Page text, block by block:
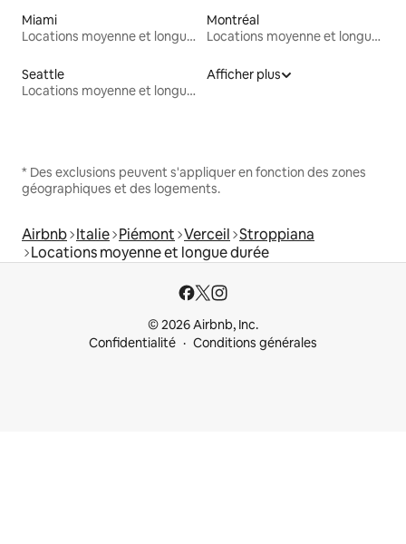
Miami
Locations moyenne et longue durée
Montréal
Locations moyenne et longue durée
Seattle
Locations moyenne et longue durée
Afficher plus
* Des exclusions peuvent s'appliquer en fonction des zones
géographiques et des logements.
Airbnb Italie Piémont Verceil Stroppiana
Locations moyenne et longue durée
© 2026 Airbnb, Inc.
Confidentialité
Conditions générales